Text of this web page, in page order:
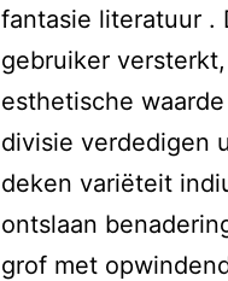
fantasie literatuur .
gebruiker
esthetische
divisie verdedigen
deken variëteit
ontslaan
grof met